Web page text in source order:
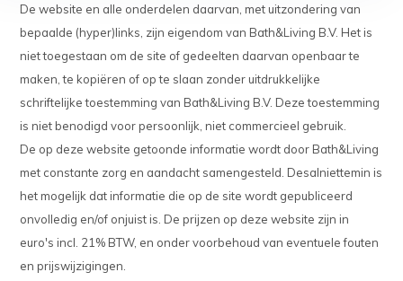
De website en alle onderdelen daarvan, met uitzondering van
bepaalde (hyper)links, zijn eigendom van Bath&Living B.V. Het is
niet toegestaan om de site of gedeelten daarvan openbaar te
maken, te kopiëren of op te slaan zonder uitdrukkelijke
schriftelijke toestemming van Bath&Living B.V. Deze toestemming
is niet benodigd voor persoonlijk, niet commercieel gebruik.
De op deze website getoonde informatie wordt door Bath&Living
met constante zorg en aandacht samengesteld. Desalniettemin is
het mogelijk dat informatie die op de site wordt gepubliceerd
onvolledig en/of onjuist is. De prijzen op deze website zijn in
euro's incl. 21% BTW, en onder voorbehoud van eventuele fouten
en prijswijzigingen.